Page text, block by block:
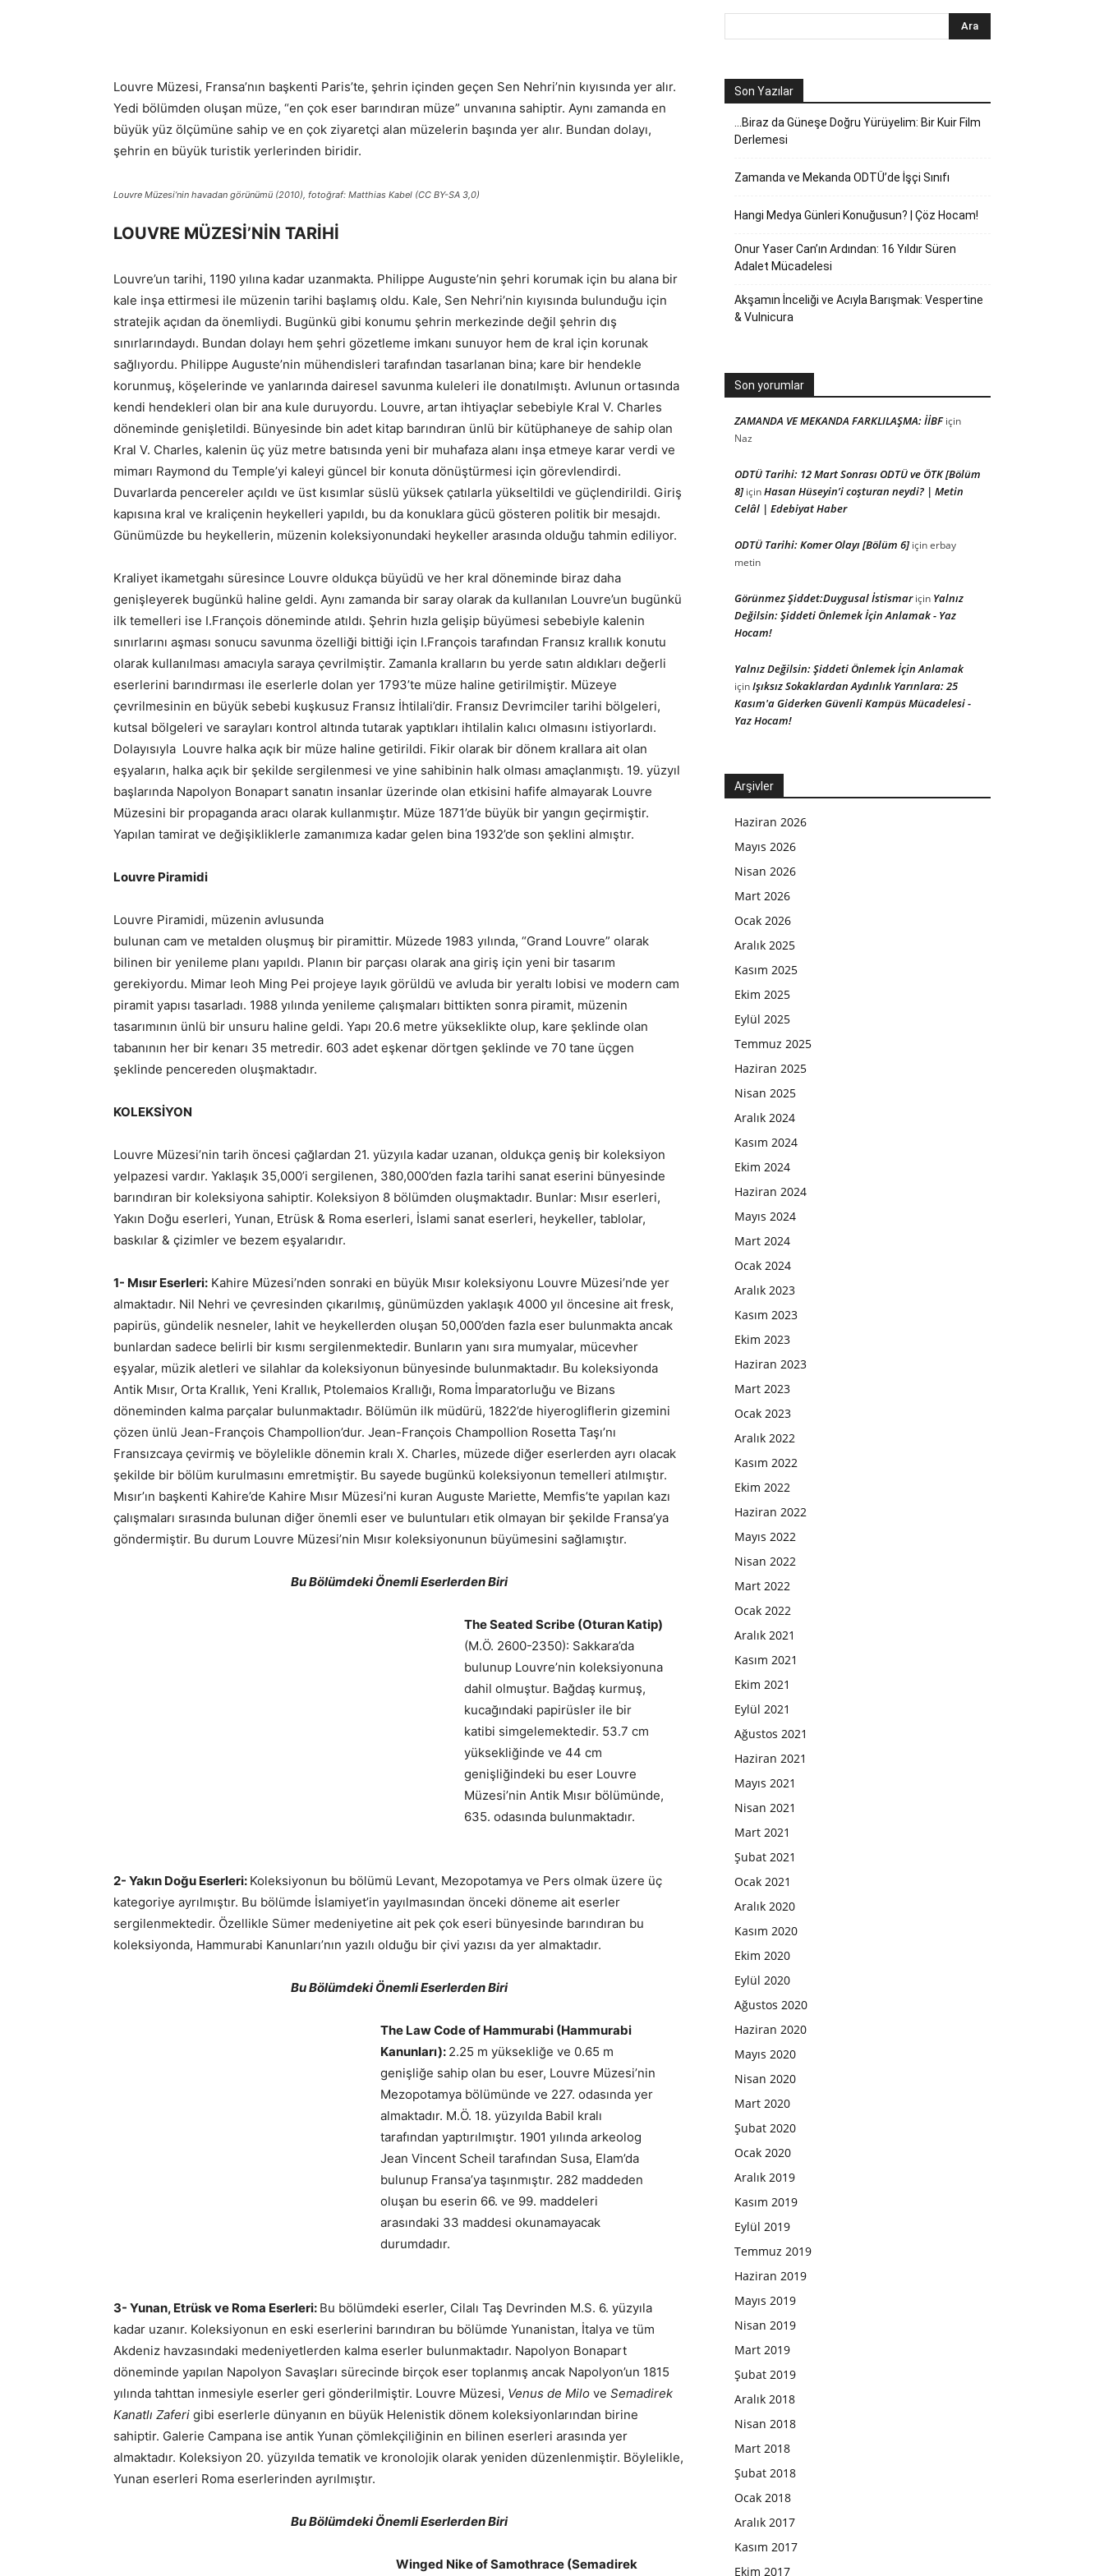
Louvre Müzesi, Fransa’nın başkenti Paris’te, şehrin içinden geçen Sen Nehri’nin kıyısında yer alır.
Yedi bölümden oluşan müze, “en çok eser barındıran müze” unvanına sahiptir. Aynı zamanda en
büyük yüz ölçümüne sahip ve en çok ziyaretçi alan müzelerin başında yer alır. Bundan dolayı,
şehrin en büyük turistik yerlerinden biridir.
Louvre Müzesi’nin havadan görünümü (2010), fotoğraf: Matthias Kabel (CC BY-SA 3,0)
LOUVRE MÜZESİ’NİN TARİHİ
Louvre’un tarihi, 1190 yılına kadar uzanmakta. Philippe Auguste’nin şehri korumak için bu alana bir
kale inşa ettirmesi ile müzenin tarihi başlamış oldu. Kale, Sen Nehri’nin kıyısında bulunduğu için
stratejik açıdan da önemliydi. Bugünkü gibi konumu şehrin merkezinde değil şehrin dış
sınırlarındaydı. Bundan dolayı hem şehri gözetleme imkanı sunuyor hem de kral için korunak
sağlıyordu. Philippe Auguste’nin mühendisleri tarafından tasarlanan bina; kare bir hendekle
korunmuş, köşelerinde ve yanlarında dairesel savunma kuleleri ile donatılmıştı. Avlunun ortasında
kendi hendekleri olan bir ana kule duruyordu. Louvre, artan ihtiyaçlar sebebiyle Kral V. Charles
döneminde genişletildi. Bünyesinde bin adet kitap barındıran ünlü bir kütüphaneye de sahip olan
Kral V. Charles, kalenin üç yüz metre batısında yeni bir muhafaza alanı inşa etmeye karar verdi ve
mimarı Raymond du Temple’yi kaleyi güncel bir konuta dönüştürmesi için görevlendirdi.
Duvarlarda pencereler açıldı ve üst kısımlar süslü yüksek çatılarla yükseltildi ve güçlendirildi. Giriş
kapısına kral ve kraliçenin heykelleri yapıldı, bu da konuklara gücü gösteren politik bir mesajdı.
Günümüzde bu heykellerin, müzenin koleksiyonundaki heykeller arasında olduğu tahmin ediliyor.
Kraliyet ikametgahı süresince Louvre oldukça büyüdü ve her kral döneminde biraz daha
genişleyerek bugünkü haline geldi. Aynı zamanda bir saray olarak da kullanılan Louvre’un bugünkü
ilk temelleri ise I.François döneminde atıldı. Şehrin hızla gelişip büyümesi sebebiyle kalenin
sınırlarını aşması sonucu savunma özelliği bittiği için I.François tarafından Fransız krallık konutu
olarak kullanılması amacıyla saraya çevrilmiştir. Zamanla kralların bu yerde satın aldıkları değerli
eserlerini barındırması ile eserlerle dolan yer 1793’te müze haline getirilmiştir. Müzeye
çevrilmesinin en büyük sebebi kuşkusuz Fransız İhtilali’dir. Fransız Devrimciler tarihi bölgeleri,
kutsal bölgeleri ve sarayları kontrol altında tutarak yaptıkları ihtilalin kalıcı olmasını istiyorlardı.
Dolayısıyla Louvre halka açık bir müze haline getirildi. Fikir olarak bir dönem krallara ait olan
eşyaların, halka açık bir şekilde sergilenmesi ve yine sahibinin halk olması amaçlanmıştı. 19. yüzyıl
başlarında Napolyon Bonapart sanatın insanlar üzerinde olan etkisini hafife almayarak Louvre
Müzesini bir propaganda aracı olarak kullanmıştır. Müze 1871’de büyük bir yangın geçirmiştir.
Yapılan tamirat ve değişikliklerle zamanımıza kadar gelen bina 1932’de son şeklini almıştır.
Louvre Piramidi
Louvre Piramidi, müzenin avlusunda
bulunan cam ve metalden oluşmuş bir piramittir. Müzede 1983 yılında, “Grand Louvre” olarak
bilinen bir yenileme planı yapıldı. Planın bir parçası olarak ana giriş için yeni bir tasarım
gerekiyordu. Mimar Ieoh Ming Pei projeye layık görüldü ve avluda bir yeraltı lobisi ve modern cam
piramit yapısı tasarladı. 1988 yılında yenileme çalışmaları bittikten sonra piramit, müzenin
tasarımının ünlü bir unsuru haline geldi. Yapı 20.6 metre yükseklikte olup, kare şeklinde olan
tabanının her bir kenarı 35 metredir. 603 adet eşkenar dörtgen şeklinde ve 70 tane üçgen
şeklinde pencereden oluşmaktadır.
KOLEKSİYON
Louvre Müzesi’nin tarih öncesi çağlardan 21. yüzyıla kadar uzanan, oldukça geniş bir koleksiyon
yelpazesi vardır. Yaklaşık 35,000’i sergilenen, 380,000’den fazla tarihi sanat eserini bünyesinde
barındıran bir koleksiyona sahiptir. Koleksiyon 8 bölümden oluşmaktadır. Bunlar: Mısır eserleri,
Yakın Doğu eserleri, Yunan, Etrüsk & Roma eserleri, İslami sanat eserleri, heykeller, tablolar,
baskılar & çizimler ve bezem eşyalarıdır.
1- Mısır Eserleri: Kahire Müzesi’nden sonraki en büyük Mısır koleksiyonu Louvre Müzesi’nde yer
almaktadır. Nil Nehri ve çevresinden çıkarılmış, günümüzden yaklaşık 4000 yıl öncesine ait fresk,
papirüs, gündelik nesneler, lahit ve heykellerden oluşan 50,000’den fazla eser bulunmakta ancak
bunlardan sadece belirli bir kısmı sergilenmektedir. Bunların yanı sıra mumyalar, mücevher
eşyalar, müzik aletleri ve silahlar da koleksiyonun bünyesinde bulunmaktadır. Bu koleksiyonda
Antik Mısır, Orta Krallık, Yeni Krallık, Ptolemaios Krallığı, Roma İmparatorluğu ve Bizans
döneminden kalma parçalar bulunmaktadır. Bölümün ilk müdürü, 1822’de hiyerogliflerin gizemini
çözen ünlü Jean-François Champollion’dur. Jean-François Champollion Rosetta Taşı’nı
Fransızcaya çevirmiş ve böylelikle dönemin kralı X. Charles, müzede diğer eserlerden ayrı olacak
şekilde bir bölüm kurulmasını emretmiştir. Bu sayede bugünkü koleksiyonun temelleri atılmıştır.
Mısır’ın başkenti Kahire’de Kahire Mısır Müzesi’ni kuran Auguste Mariette, Memfis’te yapılan kazı
çalışmaları sırasında bulunan diğer önemli eser ve buluntuları etik olmayan bir şekilde Fransa’ya
göndermiştir. Bu durum Louvre Müzesi’nin Mısır koleksiyonunun büyümesini sağlamıştır.
Bu Bölümdeki Önemli Eserlerden Biri
The Seated Scribe (Oturan Katip)
(M.Ö. 2600-2350): Sakkara’da
bulunup Louvre’nin koleksiyonuna
dahil olmuştur. Bağdaş kurmuş,
kucağındaki papirüsler ile bir
katibi simgelemektedir. 53.7 cm
yüksekliğinde ve 44 cm
genişliğindeki bu eser Louvre
Müzesi’nin Antik Mısır bölümünde,
635. odasında bulunmaktadır.
2- Yakın Doğu Eserleri: Koleksiyonun bu bölümü Levant, Mezopotamya ve Pers olmak üzere üç
kategoriye ayrılmıştır. Bu bölümde İslamiyet’in yayılmasından önceki döneme ait eserler
sergilenmektedir. Özellikle Sümer medeniyetine ait pek çok eseri bünyesinde barındıran bu
koleksiyonda, Hammurabi Kanunları’nın yazılı olduğu bir çivi yazısı da yer almaktadır.
Bu Bölümdeki Önemli Eserlerden Biri
The Law Code of Hammurabi (Hammurabi
Kanunları): 2.25 m yüksekliğe ve 0.65 m
genişliğe sahip olan bu eser, Louvre Müzesi’nin
Mezopotamya bölümünde ve 227. odasında yer
almaktadır. M.Ö. 18. yüzyılda Babil kralı
tarafından yaptırılmıştır. 1901 yılında arkeolog
Jean Vincent Scheil tarafından Susa, Elam’da
bulunup Fransa’ya taşınmıştır. 282 maddeden
oluşan bu eserin 66. ve 99. maddeleri
arasındaki 33 maddesi okunamayacak
durumdadır.
3- Yunan, Etrüsk ve Roma Eserleri: Bu bölümdeki eserler, Cilalı Taş Devrinden M.S. 6. yüzyıla
kadar uzanır. Koleksiyonun en eski eserlerini barındıran bu bölümde Yunanistan, İtalya ve tüm
Akdeniz havzasındaki medeniyetlerden kalma eserler bulunmaktadır. Napolyon Bonapart
döneminde yapılan Napolyon Savaşları sürecinde birçok eser toplanmış ancak Napolyon’un 1815
yılında tahttan inmesiyle eserler geri gönderilmiştir. Louvre Müzesi, Venus de Milo ve Semadirek
Kanatlı Zaferi gibi eserlerle dünyanın en büyük Helenistik dönem koleksiyonlarından birine
sahiptir. Galerie Campana ise antik Yunan çömlekçiliğinin en bilinen eserleri arasında yer
almaktadır. Koleksiyon 20. yüzyılda tematik ve kronolojik olarak yeniden düzenlenmiştir. Böylelikle,
Yunan eserleri Roma eserlerinden ayrılmıştır.
Bu Bölümdeki Önemli Eserlerden Biri
Winged Nike of Samothrace (Semadirek
Son Yazılar
…Biraz da Güneşe Doğru Yürüyelim: Bir Kuir Film
Derlemesi
Zamanda ve Mekanda ODTÜ’de İşçi Sınıfı
Hangi Medya Günleri Konuğusun? | Çöz Hocam!
Onur Yaser Can’ın Ardından: 16 Yıldır Süren
Adalet Mücadelesi
Akşamın İnceliği ve Acıyla Barışmak: Vespertine
& Vulnicura
Son yorumlar
ZAMANDA VE MEKANDA FARKLILAŞMA: İİBFiçin
Naz
ODTÜ Tarihi: 12 Mart Sonrası ODTÜ ve ÖTK [Bölüm
8]içinHasan Hüseyin’i coşturan neydi? | Metin
Celâl | Edebiyat Haber
ODTÜ Tarihi: Komer Olayı [Bölüm 6]içinerbay
metin
Görünmez Şiddet:Duygusal İstismariçin Yalnız
Değilsin: Şiddeti Önlemek İçin Anlamak - Yaz
Hocam!
Yalnız Değilsin: Şiddeti Önlemek İçin Anlamak
içinIşıksız Sokaklardan Aydınlık Yarınlara: 25
Kasım'a Giderken Güvenli Kampüs Mücadelesi -
Yaz Hocam!
Arşivler
Haziran 2026
Mayıs 2026
Nisan 2026
Mart 2026
Ocak 2026
Aralık 2025
Kasım 2025
Ekim 2025
Eylül 2025
Temmuz 2025
Haziran 2025
Nisan 2025
Aralık 2024
Kasım 2024
Ekim 2024
Haziran 2024
Mayıs 2024
Mart 2024
Ocak 2024
Aralık 2023
Kasım 2023
Ekim 2023
Haziran 2023
Mart 2023
Ocak 2023
Aralık 2022
Kasım 2022
Ekim 2022
Haziran 2022
Mayıs 2022
Nisan 2022
Mart 2022
Ocak 2022
Aralık 2021
Kasım 2021
Ekim 2021
Eylül 2021
Ağustos 2021
Haziran 2021
Mayıs 2021
Nisan 2021
Mart 2021
Şubat 2021
Ocak 2021
Aralık 2020
Kasım 2020
Ekim 2020
Eylül 2020
Ağustos 2020
Haziran 2020
Mayıs 2020
Nisan 2020
Mart 2020
Şubat 2020
Ocak 2020
Aralık 2019
Kasım 2019
Eylül 2019
Temmuz 2019
Haziran 2019
Mayıs 2019
Nisan 2019
Mart 2019
Şubat 2019
Aralık 2018
Nisan 2018
Mart 2018
Şubat 2018
Ocak 2018
Aralık 2017
Kasım 2017
Ekim 2017